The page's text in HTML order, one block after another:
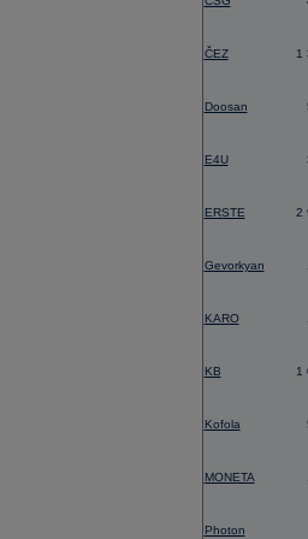
ČEZ 1
Doosan
E4U
ERSTE 2
Gevorkyan
KARO
KB 1
Kofola
MONETA
Photon